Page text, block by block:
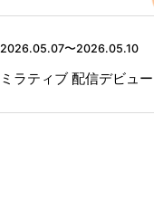
2026.05.07〜2026.05.10
ミラティブ 配信デビュ